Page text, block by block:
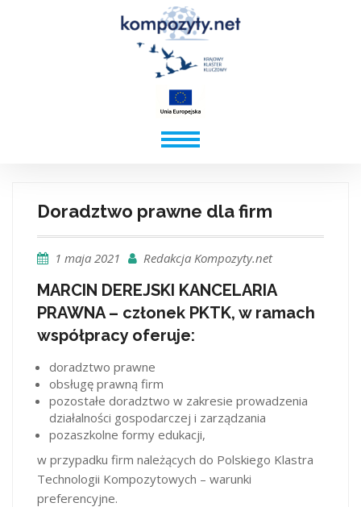
Doradztwo prawne dla firm
1 maja 2021 Redakcja Kompozyty.net
MARCIN DEREJSKI KANCELARIA
PRAWNA – członek PKTK, w ramach
współpracy oferuje:
doradztwo prawne
obsługę prawną firm
pozostałe doradztwo w zakresie prowadzenia
działalności gospodarczej i zarządzania
pozaszkolne formy edukacji,
w przypadku firm należących do Polskiego Klastra
Technologii Kompozytowych – warunki
preferencyjne.